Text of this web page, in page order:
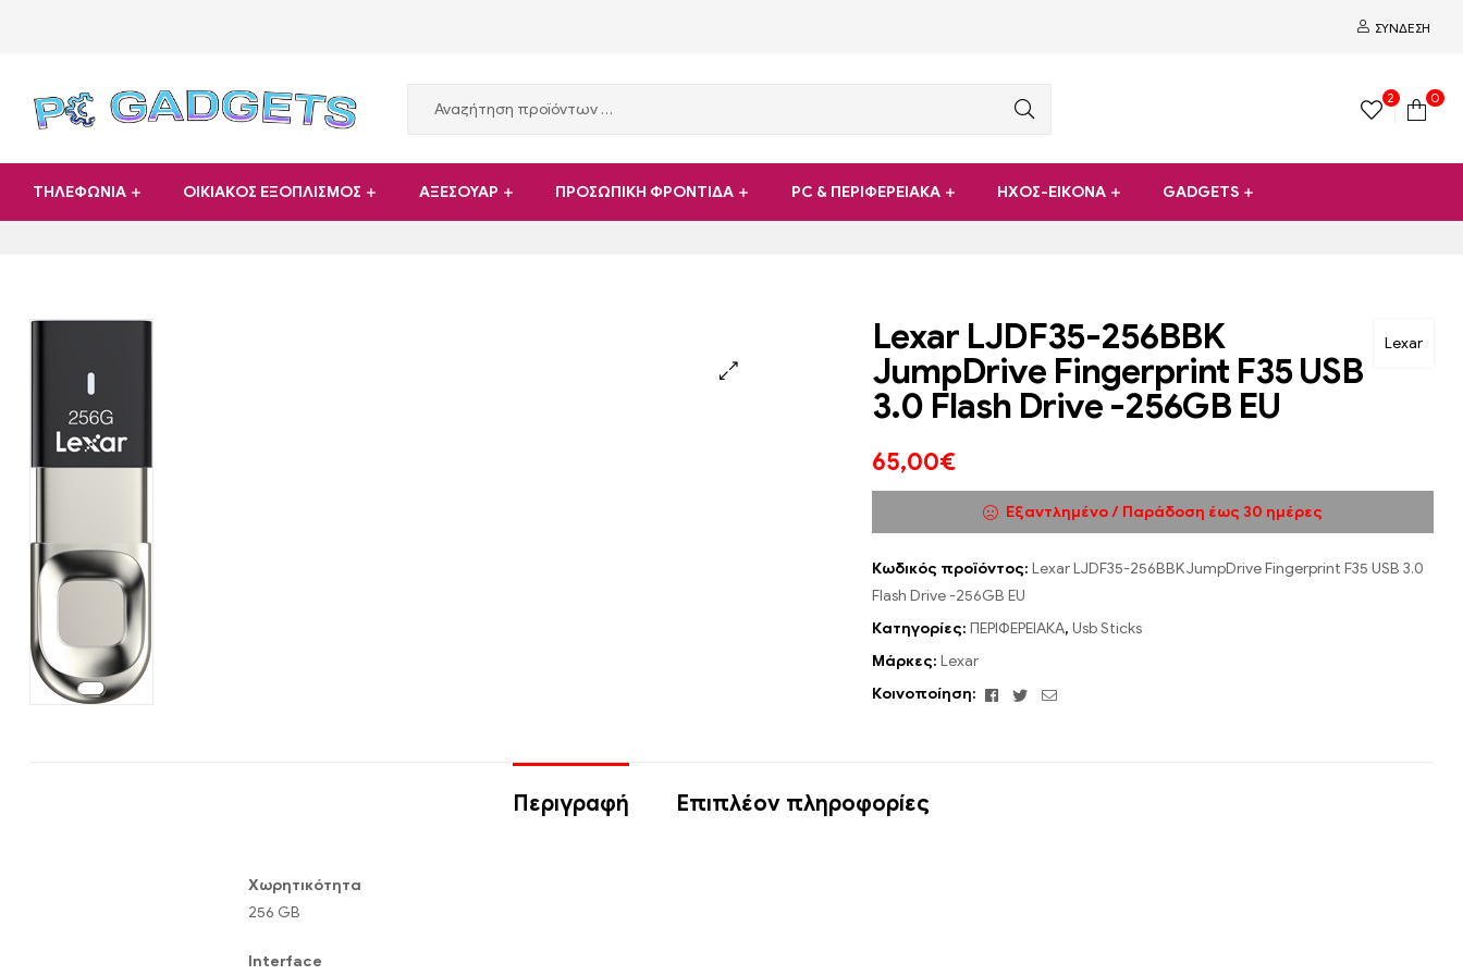
ΣΎΝΔΕΣΗ
PC
Gadgets
|
Hardware
|
Αναλώσιμα
2 0
ΤΗΛΕΦΩΝΙΑ ΟΙΚΙΑΚΟΣ ΕΞΟΠΛΙΣΜΟΣ ΑΞΕΣΟΥΑΡ ΠΡΟΣΩΠΙΚΗ ΦΡΟΝΤΙΔΑ PC & ΠΕΡΙΦΕΡΕΙΑΚΑ ΗΧΟΣ-ΕΙΚΟΝΑ GADGETS
Lexar
Lexar LJDF35-256BBK
JumpDrive Fingerprint F35 USB
3.0 Flash Drive -256GB EU
65,00€
Εξαντλημένο / Παράδοση έως 30 ημέρες
Κωδικός προϊόντος: Lexar LJDF35-256BBK JumpDrive Fingerprint F35 USB 3.0
Flash Drive -256GB EU
Κατηγορίες: ΠΕΡΙΦΕΡΕΙΑΚΑ, Usb Sticks
Μάρκες: Lexar
Κοινοποίηση:
Facebook
TwitterEmail
Περιγραφή Επιπλέον πληροφορίες
Χωρητικότητα
256 GB
Interface